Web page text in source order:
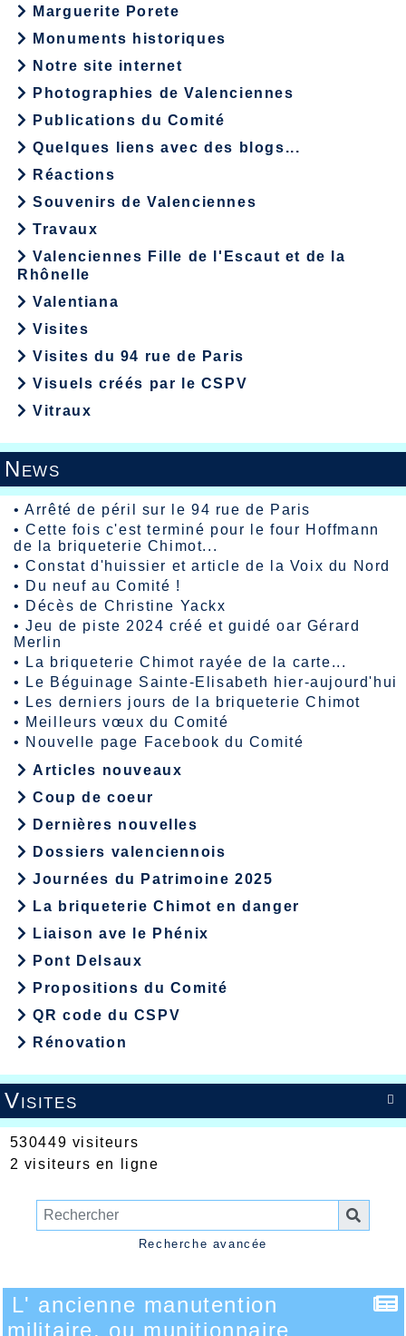
Marguerite Porete
Monuments historiques
Notre site internet
Photographies de Valenciennes
Publications du Comité
Quelques liens avec des blogs...
Réactions
Souvenirs de Valenciennes
Travaux
Valenciennes Fille de l'Escaut et de la
Rhônelle
Valentiana
Visites
Visites du 94 rue de Paris
Visuels créés par le CSPV
Vitraux
News
•Arrêté de péril sur le 94 rue de Paris
•Cette fois c'est terminé pour le four Hoffmann
de la briqueterie Chimot...
•Constat d'huissier et article de la Voix du Nord
• Du neuf au Comité !
• Décès de Christine Yackx
•Jeu de piste 2024 créé et guidé oar Gérard
Merlin
•
La briqueterie Chimot rayée de la carte...
•
Le Béguinage Sainte-Elisabeth hier-aujourd'hui
•
Les derniers jours de la briqueterie Chimot
• Meilleurs vœux du Comité
• Nouvelle page Facebook du Comité
Articles nouveaux
Coup de coeur
Dernières nouvelles
Dossiers valenciennois
Journées du Patrimoine 2025
La briqueterie Chimot en danger
Liaison ave le Phénix
Pont Delsaux
Propositions du Comité
QR code du CSPV
Rénovation

Visites
530449 visiteurs
2 visiteurs en ligne
Recherche avancée
L' ancienne manutention
militaire, ou munitionnaire